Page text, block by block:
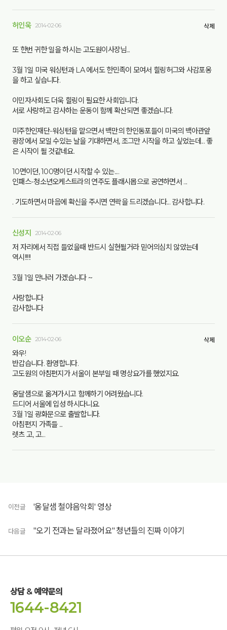
허인욱 2014-02-06 삭제
또 한번 귀한 일을 하시는 고도원이사장님...
3월 1일 미국 워싱턴과 LA 에서도 한민족이 모여서 힐링허그와 사감포옹
을 하고 싶습니다.
이민자사회도 더욱 힐링이 필요한 사회입니다.
서로 사랑하고 감사하는 운동이 함께 확산되면 좋겠습니다.
미주한인재단-워싱턴을 맡으면서 백만의 한인동포들이 미국의 백아관앞
광장에서 모일 수있는 날을 기대하면서, 조그만 시작을 하고 싶었는데... 좋
은 시작이 될 것같네요.
10면이던, 100명이던 시작할 수 있는....
인패스-청소년오케스트라의 연주도 플래시몹으로 공연하면서 ...
. 기도하면서 마음에 확신을 주시면 연락을 드리겠습니다... 감사합니다.
신성지 2014-02-06
저 자리에서 직접 들었을때 반드시 실현될거라 믿어의심치 않았는데
역시!!!!!
3월 1일 만나러 가겠습니다 ~
사랑합니다
감사합니다
이오순 2014-02-06 삭제
와우!
반갑습니다. 환영합니다.
고도원의 아침편지가 서울이 본부일 때 명상요가를 했었지요.
옹달샘으로 옮겨가시고 함께하기 어려웠습니다.
드디어 서울에 입성 하시다니요.
3월 1일 광화문으로 출발합니다.
아침편지 가족들 ...
렛츠 고, 고...
이전글 '옹달샘 철야음악회' 영상
"오기 전과는 달라졌어요" 청년들의 진짜 이야기
다음글
상담 & 예약문의
1644-8421